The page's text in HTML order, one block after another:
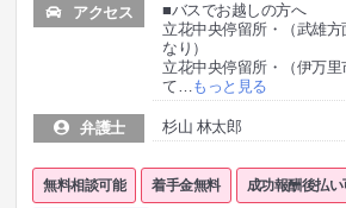
アクセス
■バスでお越しの方へ
立花中央停留所・（武雄
なり）
立花中央停留所・（伊万
て…もっと見る
弁護士 杉山 林太郎
無料相談可能 着手金無料 成功報酬後払い